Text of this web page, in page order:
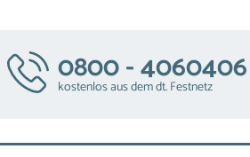
0800 - 4060406
kostenlos aus dem dt. Festnetz